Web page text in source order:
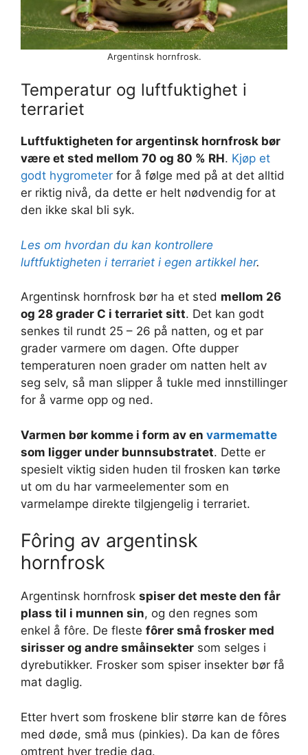
Argentinsk hornfrosk.
Temperatur og luftfuktighet i
terrariet
Luftfuktigheten for argentinsk hornfrosk bør
være et sted mellom 70 og 80 % RH. Kjøp et
godt hygrometer for å følge med på at det alltid
er riktig nivå, da dette er helt nødvendig for at
den ikke skal bli syk.
Les om hvordan du kan kontrollere
luftfuktigheten i terrariet i egen artikkel her.
Argentinsk hornfrosk bør ha et sted mellom 26
og 28 grader C i terrariet sitt. Det kan godt
senkes til rundt 25 – 26 på natten, og et par
grader varmere om dagen. Ofte dupper
temperaturen noen grader om natten helt av
seg selv, så man slipper å tukle med innstillinger
for å varme opp og ned.
Varmen bør komme i form av en varmematte
som ligger under bunnsubstratet. Dette er
spesielt viktig siden huden til frosken kan tørke
ut om du har varmeelementer som en
varmelampe direkte tilgjengelig i terrariet.
Fôring av argentinsk
hornfrosk
Argentinsk hornfrosk spiser det meste den får
plass til i munnen sin, og den regnes som
enkel å fôre. De fleste fôrer små frosker med
sirisser og andre småinsekter som selges i
dyrebutikker. Frosker som spiser insekter bør få
mat daglig.
Etter hvert som froskene blir større kan de fôres
med døde, små mus (pinkies). Da kan de fôres
omtrent hver tredje dag.